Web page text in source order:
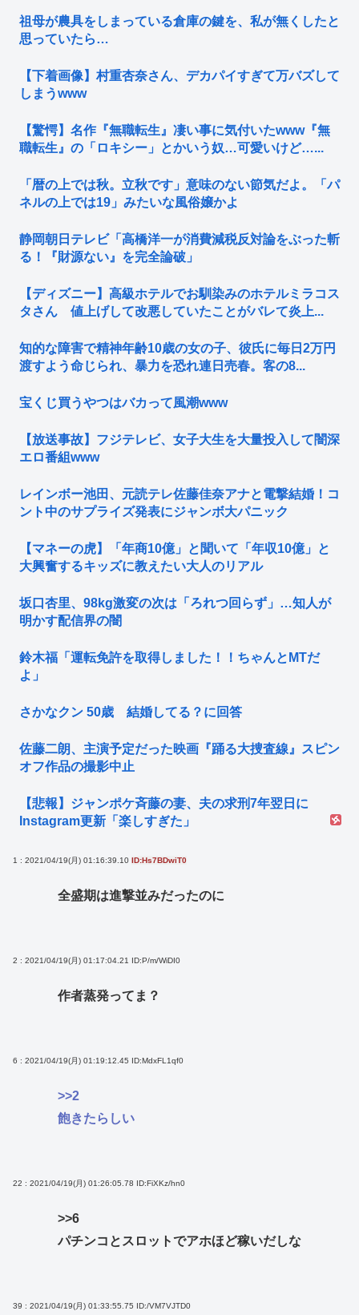
祖母が農具をしまっている倉庫の鍵を、私が無くしたと
思っていたら…
【下着画像】村重杏奈さん、デカパイすぎて万バズして
しまうwww
【驚愕】名作『無職転生』凄い事に気付いたwww『無
職転生』の「ロキシー」とかいう奴…可愛いけど…...
「暦の上では秋。立秋です」意味のない節気だよ。「パ
ネルの上では19」みたいな風俗嬢かよ
静岡朝日テレビ「高橋洋一が消費減税反対論をぶった斬
る！『財源ない』を完全論破」
【ディズニー】高級ホテルでお馴染みのホテルミラコス
タさん 値上げして改悪していたことがバレて炎上...
知的な障害で精神年齢10歳の女の子、彼氏に毎日2万円
渡すよう命じられ、暴力を恐れ連日売春。客の8...
宝くじ買うやつはバカって風潮www
【放送事故】フジテレビ、女子大生を大量投入して闇深
エロ番組www
レインボー池田、元読テレ佐藤佳奈アナと電撃結婚！コ
ント中のサプライズ発表にジャンボ大パニック
【マネーの虎】「年商10億」と聞いて「年収10億」と
大興奮するキッズに教えたい大人のリアル
坂口杏里、98kg激変の次は「ろれつ回らず」…知人が
明かす配信界の闇
鈴木福「運転免許を取得しました！！ちゃんとMTだ
よ」
さかなクン 50歳 結婚してる？に回答
佐藤二朗、主演予定だった映画『踊る大捜査線』スピン
オフ作品の撮影中止
【悲報】ジャンポケ斉藤の妻、夫の求刑7年翌日に
Instagram更新「楽しすぎた」
1 : 2021/04/19(月) 01:16:39.10 ID:Hs7BDwiT0
全盛期は進撃並みだったのに
2 : 2021/04/19(月) 01:17:04.21 ID:P/m/WiDI0
作者蒸発ってま？
6 : 2021/04/19(月) 01:19:12.45 ID:MdxFL1qf0
>>2
飽きたらしい
22 : 2021/04/19(月) 01:26:05.78 ID:FiXKz/hn0
>>6
パチンコとスロットでアホほど稼いだしな
39 : 2021/04/19(月) 01:33:55.75 ID:/VM7VJTD0